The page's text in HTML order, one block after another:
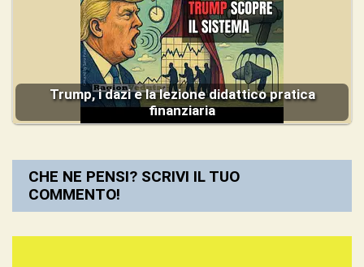
Trump, i dazi e la lezione didattico pratica
finanziaria
CHE NE PENSI? SCRIVI IL TUO
COMMENTO!